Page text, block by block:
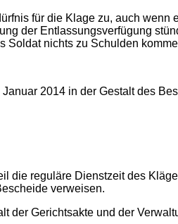
für die Klage zu, auch
der Entlassungsverfügung
nichts zu Schulden
2014 in der Gestalt des
reguläre Dienstzeit des
verweisen.
der Gerichtsakte und der